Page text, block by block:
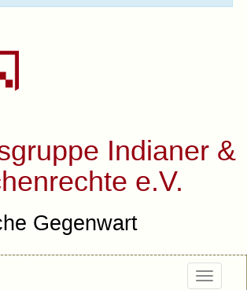
Indianer &
e.V.
Gegenwart